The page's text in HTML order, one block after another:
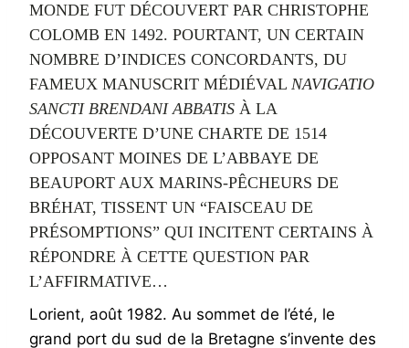
MONDE FUT DÉCOUVERT PAR CHRISTOPHE
COLOMB EN 1492. POURTANT, UN CERTAIN
NOMBRE D’INDICES CONCORDANTS, DU
FAMEUX MANUSCRIT MÉDIÉVAL NAVIGATIO
SANCTI BRENDANI ABBATIS À LA
DÉCOUVERTE D’UNE CHARTE DE 1514
OPPOSANT MOINES DE L’ABBAYE DE
BEAUPORT AUX MARINS-PÊCHEURS DE
BRÉHAT, TISSENT UN “FAISCEAU DE
PRÉSOMPTIONS” QUI INCITENT CERTAINS À
RÉPONDRE À CETTE QUESTION PAR
L’AFFIRMATIVE…
Lorient, août 1982. Au sommet de l’été, le
grand port du sud de la Bretagne s’invente des